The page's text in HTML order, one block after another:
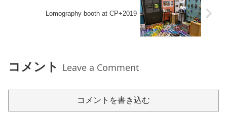
Lomography booth at CP+2019
コメント Leave a Comment
コメントを書き込む